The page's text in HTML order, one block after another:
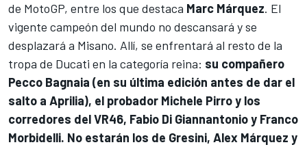
de MotoGP, entre los que destaca Marc Márquez. El
vigente campeón del mundo no descansará y se
desplazará a Misano. Allí, se enfrentará al resto de la
tropa de Ducati en la categoría reina: su compañero
Pecco Bagnaia (en su última edición antes de dar el
salto a Aprilia), el probador Michele Pirroy los
corredores delVR46, Fabio Di Giannantonioy Franco
Morbidelli. No estarán los de Gresini, Alex Márquez y